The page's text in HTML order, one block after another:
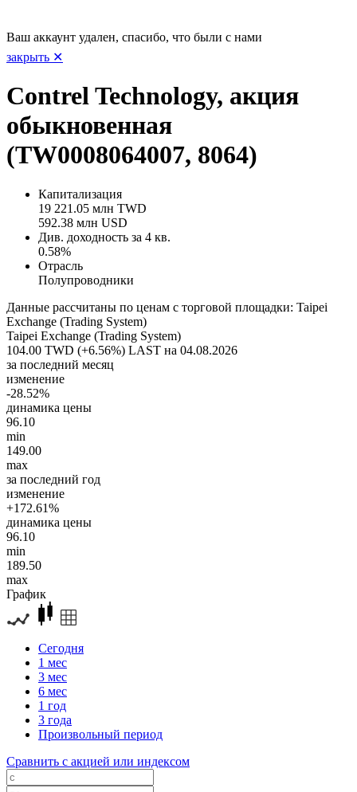
Ваш аккаунт удален, спасибо, что были с нами
закрыть ✕
Contrel Technology, акция
обыкновенная
(TW0008064007, 8064)
Капитализация
19 221.05 млн TWD
592.38 млн USD
Див. доходность за 4 кв.
0.58%
Отрасль
Полупроводники
Данные рассчитаны по ценам с торговой площадки: Taipei
Exchange (Trading System)
Taipei Exchange (Trading System)
104.00 TWD (+6.56%) LAST на 04.08.2026
за последний месяц
изменение
-28.52%
динамика цены
96.10
min
149.00
max
за последний год
изменение
+172.61%
динамика цены
96.10
min
189.50
max
График
Сегодня
1 мес
3 мес
6 мес
1 год
3 года
Произвольный период
Сравнить с акцией или индексом